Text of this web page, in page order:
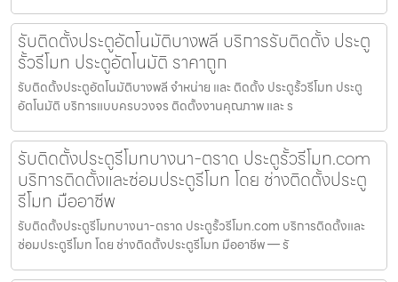
รับติดตั้งประตูอัตโนมัติบางพลี บริการรับติดตั้ง ประตู
รั้วรีโมท ประตูอัตโนมัติ ราคาถูก
รับติดตั้งประตูอัตโนมัติบางพลี จำหน่าย และ ติดตั้ง ประตูรั้วรีโมท ประตู
อัตโนมัติ บริการแบบครบวงจร ติดตั้งงานคุณภาพ และ ร
รับติดตั้งประตูรีโมทบางนา-ตราด ประตูรั้วรีโมท.com
บริการติดตั้งและซ่อมประตูรีโมท โดย ช่างติดตั้งประตู
รีโมท มืออาชีพ
รับติดตั้งประตูรีโมทบางนา-ตราด ประตูรั้วรีโมท.com บริการติดตั้งและ
ซ่อมประตูรีโมท โดย ช่างติดตั้งประตูรีโมท มืออาชีพ — รั